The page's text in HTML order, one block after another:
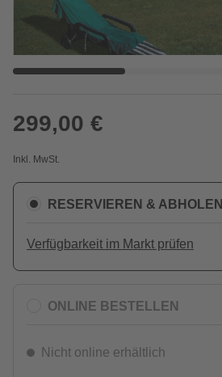
299,00 €
Inkl. MwSt.
RESERVIEREN & ABHOLEN
Verfügbarkeit im Markt prüfen
ONLINE BESTELLEN
Nicht online erhältlich